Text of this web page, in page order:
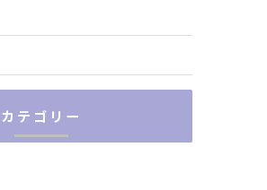
カテゴリー